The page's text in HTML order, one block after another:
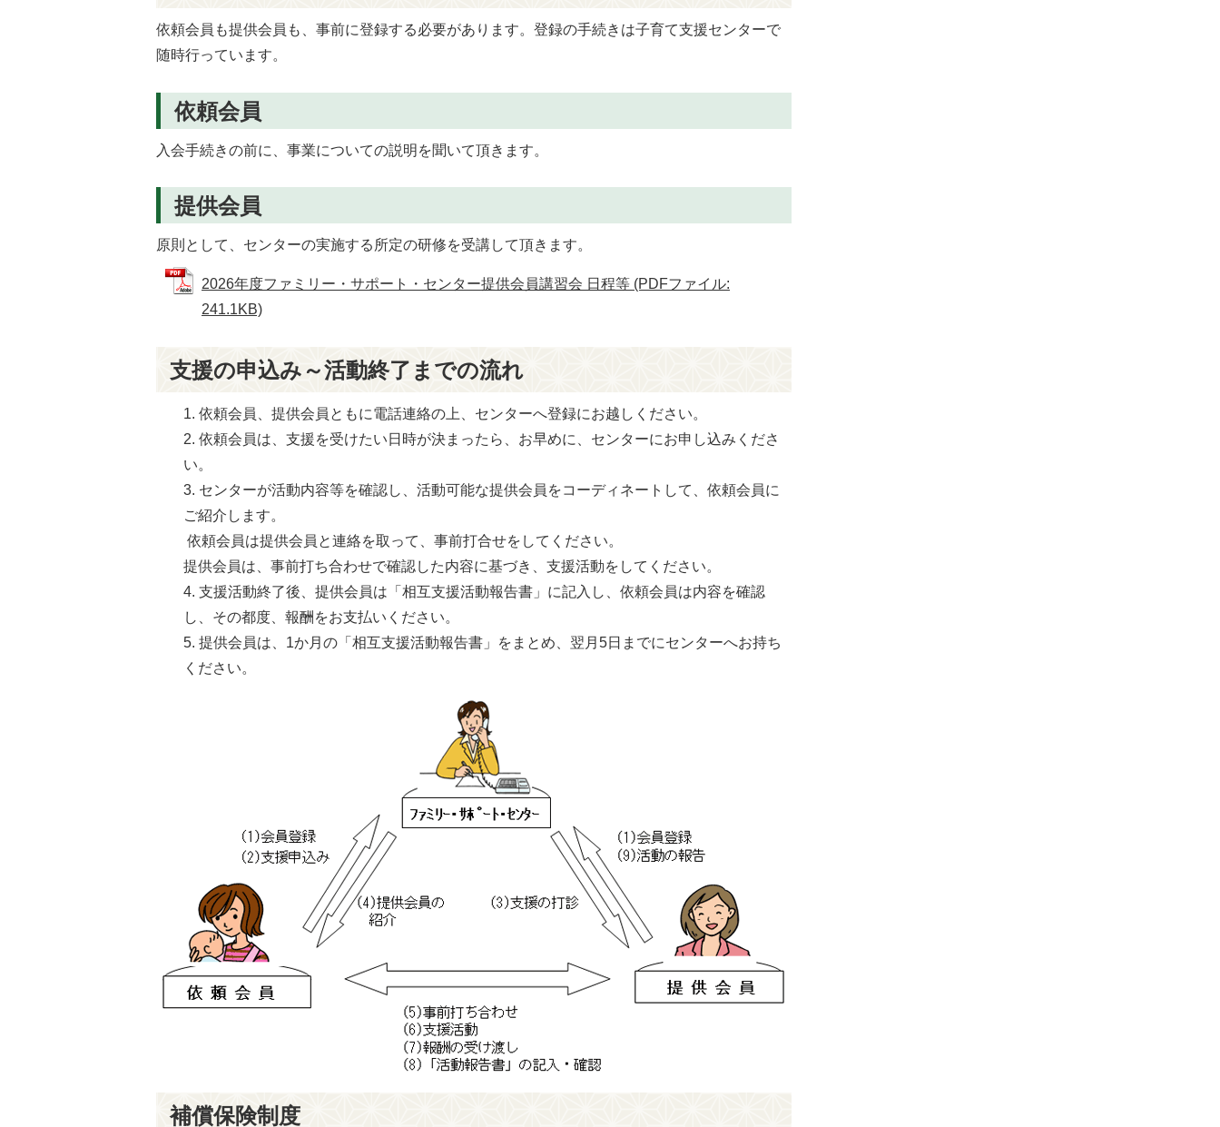
依頼会員も提供会員も、事前に登録する必要があります。登録の手続きは子育て支援センターで
随時行っています。
依頼会員
入会手続きの前に、事業についての説明を聞いて頂きます。
提供会員
原則として、センターの実施する所定の研修を受講して頂きます。
2026年度ファミリー・サポート・センター提供会員講習会 日程等 (PDFファイル:
241.1KB)
支援の申込み～活動終了までの流れ
依頼会員、提供会員ともに電話連絡の上、センターへ登録にお越しください。
依頼会員は、支援を受けたい日時が決まったら、お早めに、センターにお申し込みくださ
い。
センターが活動内容等を確認し、活動可能な提供会員をコーディネートして、依頼会員に
ご紹介します。
依頼会員は提供会員と連絡を取って、事前打合せをしてください。
提供会員は、事前打ち合わせで確認した内容に基づき、支援活動をしてください。
支援活動終了後、提供会員は「相互支援活動報告書」に記入し、依頼会員は内容を確認
し、その都度、報酬をお支払いください。
提供会員は、1か月の「相互支援活動報告書」をまとめ、翌月5日までにセンターへお持ち
ください。
補償保険制度